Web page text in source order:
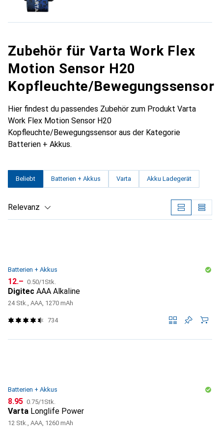
Zubehör für Varta Work Flex
Motion Sensor H20
Kopfleuchte/Bewegungssensor
Hier findest du passendes Zubehör zum Produkt Varta
Work Flex Motion Sensor H20
Kopfleuchte/Bewegungssensor aus der Kategorie
Batterien + Akkus.
Beliebt Batterien + Akkus Varta Akku Ladegerät
Relevanz
Batterien + Akkus
CHF
12.– CHF
0.50/1Stk.
Digitec AAA Alkaline
24 Stk., AAA, 1270 mAh
734
Batterien + Akkus
CHF
8.95 CHF
0.75/1Stk.
Varta Longlife Power
12 Stk., AAA, 1260 mAh